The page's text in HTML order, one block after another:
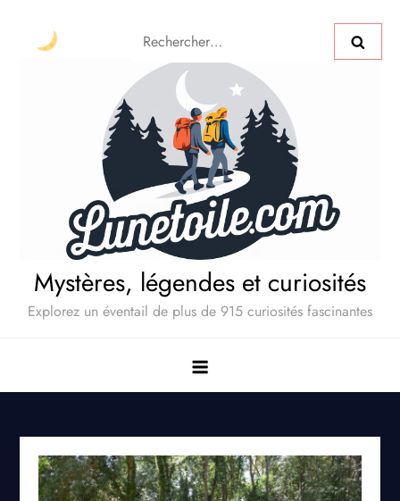
Mystères, légendes et curiosités
Explorez un éventail de plus de 915 curiosités fascinantes